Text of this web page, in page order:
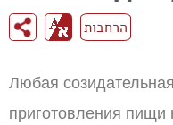
הרחבות
Любая
приготовления пищи